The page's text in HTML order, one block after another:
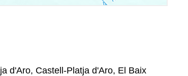
d'Aro, Castell-Platja d'Aro, El Baix